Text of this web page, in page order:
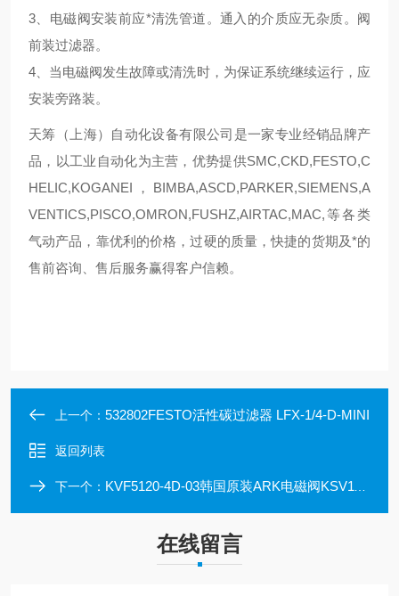
3、电磁阀安装前应*清洗管道。通入的介质应无杂质。阀
前装过滤器。
4、当电磁阀发生故障或清洗时，为保证系统继续运行，应
安装旁路装。
天筹（上海）自动化设备有限公司是一家专业经销品牌产
品，以工业自动化为主营，优势提供SMC,CKD,FESTO,C
HELIC,KOGANEI，BIMBA,ASCD,PARKER,SIEMENS,A
VENTICS,PISCO,OMRON,FUSHZ,AIRTAC,MAC,等各类
气动产品，靠优利的价格，过硬的质量，快捷的货期及*的
售前咨询、售后服务赢得客户信赖。
上一个： 532802FESTO活性碳过滤器 LFX-1/4-D-MINI
返回列表
下一个： KVF5120-4D-03韩国原装ARK电磁阀KSV111-DC24V正品
在线留言